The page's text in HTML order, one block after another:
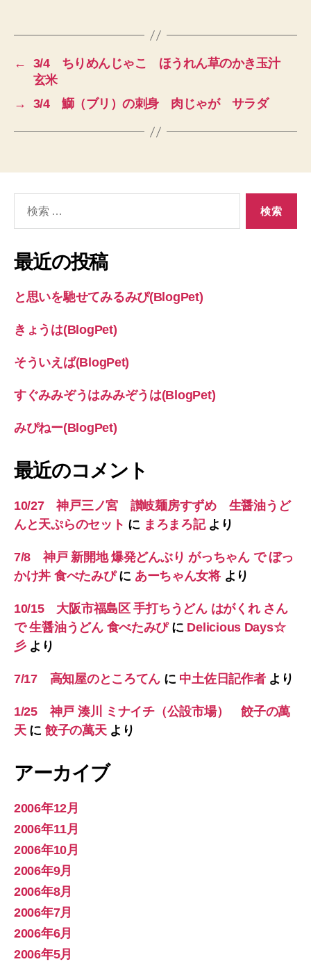
←
3/4 ちりめんじゃこ ほうれん草のかき玉汁
玄米
→
3/4 鰤（ブリ）の刺身 肉じゃが サラダ
象:
最近の投稿
と思いを馳せてみるみぴ(BlogPet)
きょうは(BlogPet)
そういえば(BlogPet)
すぐみみぞうはみみぞうは(BlogPet)
みぴねー(BlogPet)
最近のコメント
10/27 神戸三ノ宮 讃岐麺房すずめ 生醤油うど
んと天ぷらのセット に まろまろ記より
7/8 神戸 新開地 爆発どんぶり がっちゃん で ぼっ
かけ丼 食べたみぴに あーちゃん女将より
10/15 大阪市福島区 手打ちうどん はがくれ さん
で 生醤油うどん 食べたみぴに Delicious Days☆
彡より
7/17 高知屋のところてん に 中土佐日記作者より
1/25 神戸 湊川 ミナイチ（公設市場） 餃子の萬
天に 餃子の萬天より
アーカイブ
2006年12月
2006年11月
2006年10月
2006年9月
2006年8月
2006年7月
2006年6月
2006年5月